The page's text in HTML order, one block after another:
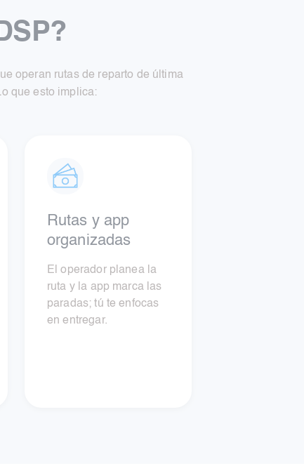
operan rutas de reparto de última
que esto implica:
Rutas y app
organizadas
El operador planea la
ruta y la app marca las
paradas; tú te enfocas
en entregar.